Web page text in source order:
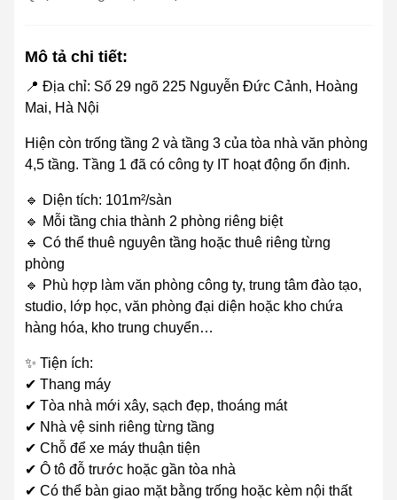
Mô tả chi tiết:
📍 Địa chỉ: Số 29 ngõ 225 Nguyễn Đức Cảnh, Hoàng
Mai, Hà Nội
Hiện còn trống tầng 2 và tầng 3 của tòa nhà văn phòng
4,5 tầng. Tầng 1 đã có công ty IT hoạt động ổn định.
🔹 Diện tích: 101m²/sàn
🔹 Mỗi tầng chia thành 2 phòng riêng biệt
🔹 Có thể thuê nguyên tầng hoặc thuê riêng từng
phòng
🔹 Phù hợp làm văn phòng công ty, trung tâm đào tạo,
studio, lớp học, văn phòng đại diện hoặc kho chứa
hàng hóa, kho trung chuyển…
✨ Tiện ích:
✔ Thang máy
✔ Tòa nhà mới xây, sạch đẹp, thoáng mát
✔ Nhà vệ sinh riêng từng tầng
✔ Chỗ để xe máy thuận tiện
✔ Ô tô đỗ trước hoặc gần tòa nhà
✔ Có thể bàn giao mặt bằng trống hoặc kèm nội thất